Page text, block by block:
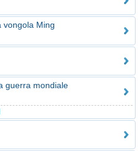
vongola Ming
guerra mondiale